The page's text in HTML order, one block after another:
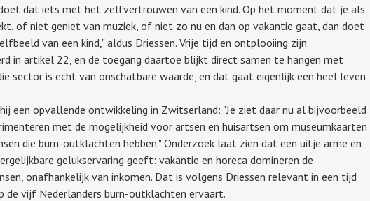
dat iets met het zelfvertrouwen van een kind. Op het moment dat je als
of niet geniet van muziek, of niet zo nu en dan op vakantie gaat, dan doet
van een kind," aldus Driessen. Vrije tijd en ontplooiing zijn
in artikel 22, en de toegang daartoe blijkt direct samen te hangen met
sector is echt van onschatbare waarde, en dat gaat eigenlijk een heel leven
een opvallende ontwikkeling in Zwitserland: "Je ziet daar nu al bijvoorbeeld
met de mogelijkheid voor artsen en huisartsen om museumkaarten
die burn-outklachten hebben." Onderzoek laat zien dat een uitje arme en
gelukservaring geeft: vakantie en horeca domineren de
onafhankelijk van inkomen. Dat is volgens Driessen relevant in een tijd
de vijf Nederlanders burn-outklachten ervaart.